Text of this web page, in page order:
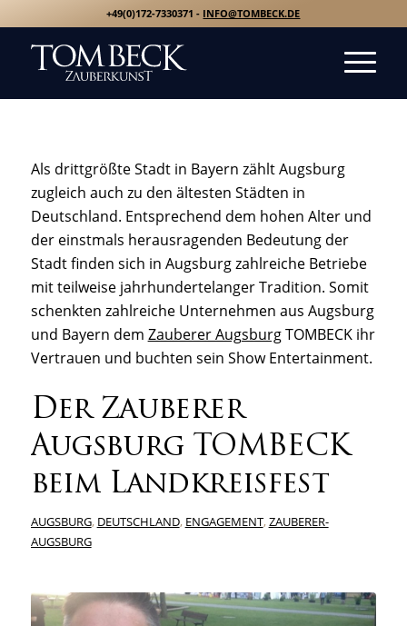
+49(0)172-7330371 - INFO@TOMBECK.DE
Als drittgrößte Stadt in Bayern zählt Augsburg
zugleich auch zu den ältesten Städten in
Deutschland. Entsprechend dem hohen Alter und
der einstmals herausragenden Bedeutung der
Stadt finden sich in Augsburg zahlreiche Betriebe
mit teilweise jahrhundertelanger Tradition. Somit
schenkten zahlreiche Unternehmen aus Augsburg
und Bayern dem Zauberer AugsburgTOMBECK ihr
Vertrauen und buchten sein Show Entertainment.
Der Zauberer
Augsburg TOMBECK
beim Landkreisfest
AUGSBURG, DEUTSCHLAND, ENGAGEMENT,ZAUBERER-
AUGSBURG